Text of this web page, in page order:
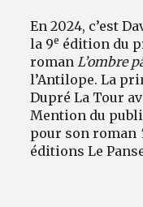
En 2024, c’est
la 9e édition du
romanL’ombre
l’Antilope. La
Dupré La Tour
Mention du
pour son roman
éditions Le